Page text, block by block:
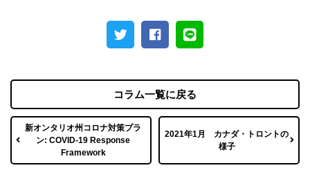
新オンタリオ州コロナ対策プラ
ン: COVID-19 Response
Framework
コラム一覧に戻る
2021年1月 カナダ・トロントの
様子